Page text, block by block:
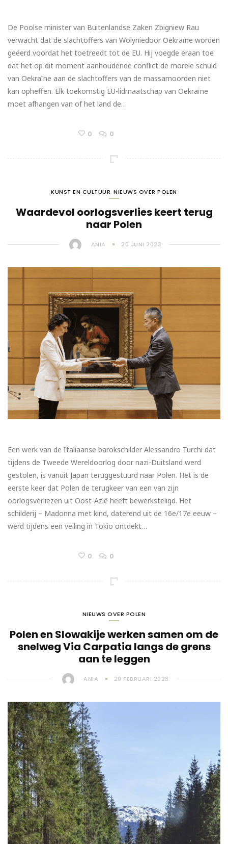
De Poolse minister van Buitenlandse Zaken Zbigniew Rau
verwacht dat de slachtoffers van Wolyniëdoor Oekraïne worden
geëerd voordat het toetreedt tot de EU. Hij voegde eraan toe
dat het op dit moment aanhoudende conflict de morele schuld
van Oekraïne aan de slachtoffers van de massamoorden niet
kan opheffen. Elk toekomstig EU-lidmaatschap van Oekraïne
moet afhangen van of het land de…
0 0
KUNST EN CULTUUR,NIEUWS OVER POLEN
Waardevol oorlogsverlies keert terug
naar Polen
ANIA 20 JUNI 2023
Een werk van de Italiaanse barokschilder Alessandro Turchi dat
tijdens de Tweede Wereldoorlog door nazi-Duitsland werd
gestolen, is vanuit Japan teruggestuurd naar Polen. Het is de
eerste keer dat Polen de terugkeer van een van zijn
oorlogsverliezen uit Oost-Azië heeft bewerksteligd. Het
schilderij – Madonna met kind, daterend uit de 16e/17e eeuw –
werd tijdens een veiling in Tokio ontdekt…
0 0
NIEUWS OVER POLEN
Polen en Slowakije werken samen om de
snelweg Via Carpatia langs de grens
aan te leggen
ANIA 20 FEBRUARI 2023